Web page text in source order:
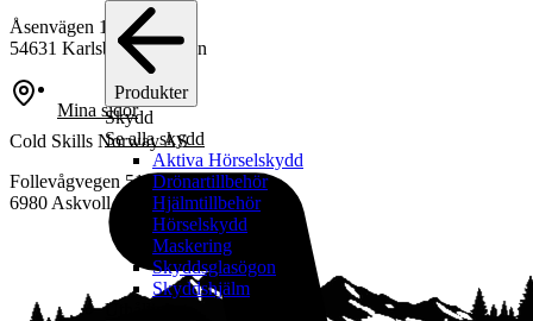
Produkter
Skydd
Se alla skydd
Aktiva Hörselskydd
Drönartillbehör
Hjälmtillbehör
Hörselskydd
Maskering
Skyddsglasögon
Skyddshjälm
Uthållighet
Mina sidor
Åsenvägen 10
54631 Karlsborg, Sweden
Cold Skills Norway AS
Follevågvegen 51,
6980 Askvoll, Norway